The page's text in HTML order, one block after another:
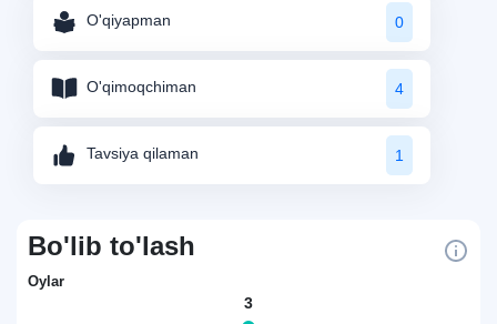
O'qiyapman 0
O'qimoqchiman 4
Tavsiya qilaman 1
Bo'lib to'lash
Oylar
3